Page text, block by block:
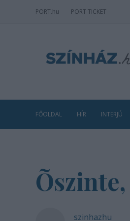
PORT.hu PORT TICKET
FŐOLDAL HÍR INTERJÚ
szinhazhu